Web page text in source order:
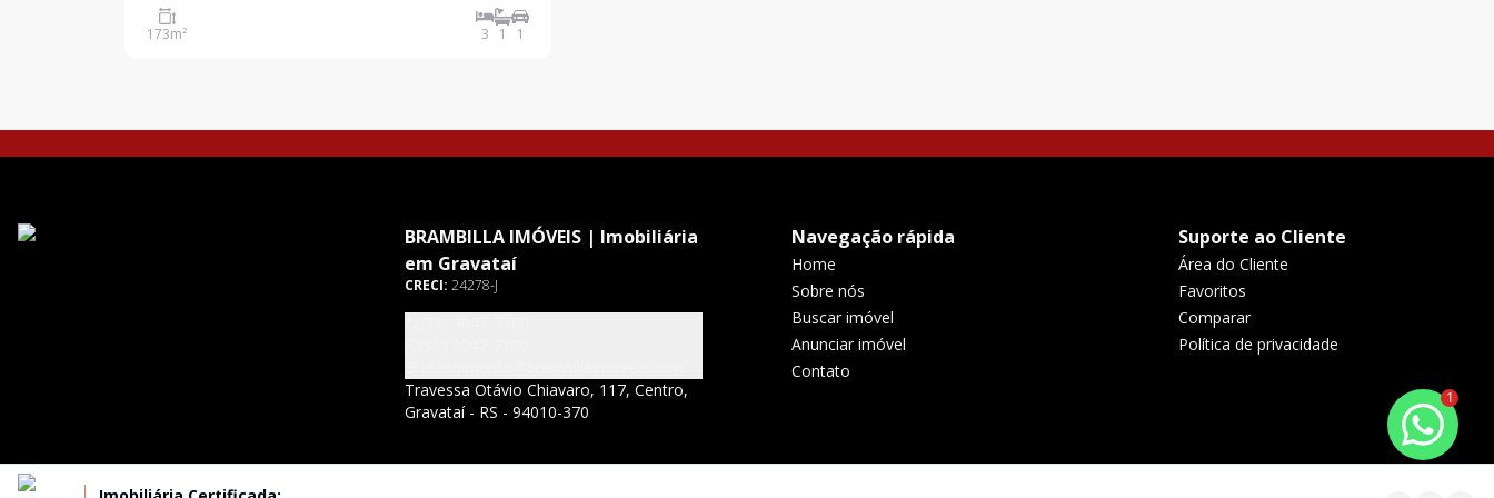
integradas, lavabo, cozinha ampla e churrasqueira,
oferecendo ambientes bem distribuídos e funcionai
173m² 3 1 1
BRAMBILLA IMÓVEIS | Imobiliária
em Gravataí
CRECI: 24278-J
Travessa Otávio Chiavaro, 117, Centro,
Gravataí - RS - 94010-370
Navegação rápida
Home
Sobre nós
Buscar imóvel
Anunciar imóvel
Contato
Suporte ao Cliente
Área do Cliente
Favoritos
Comparar
Política de privacidade
1